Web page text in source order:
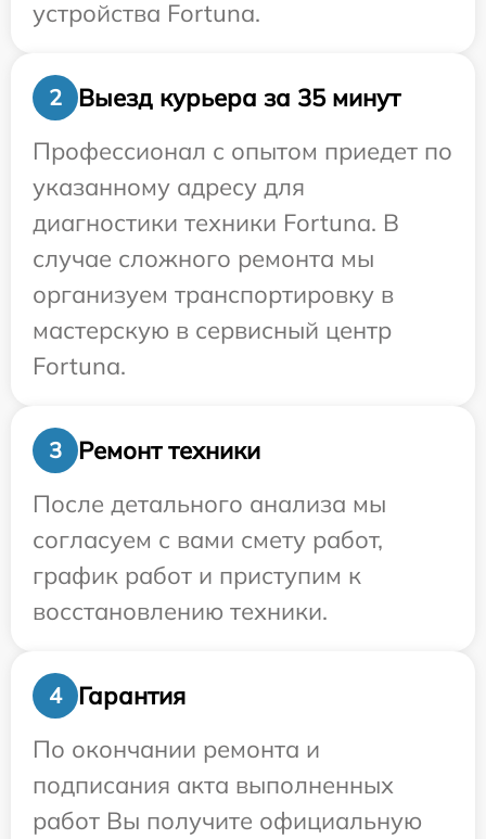
устройства Fortuna.
2
Выезд курьера за 35 минут
Профессионал с опытом приедет по
указанному адресу для
диагностики техники Fortuna. В
случае сложного ремонта мы
организуем транспортировку в
мастерскую в сервисный центр
Fortuna.
3
Ремонт техники
После детального анализа мы
согласуем с вами смету работ,
график работ и приступим к
восстановлению техники.
4
Гарантия
По окончании ремонта и
подписания акта выполненных
работ Вы получите официальную